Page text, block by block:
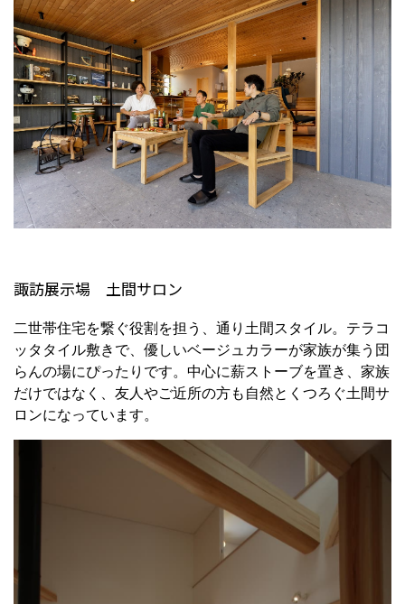
諏訪展示場 土間サロン
二世帯住宅を繋ぐ役割を担う、通り土間スタイル。テラコ
ッタタイル敷きで、優しいベージュカラーが家族が集う団
らんの場にぴったりです。中心に薪ストーブを置き、家族
だけではなく、友人やご近所の方も自然とくつろぐ土間サ
ロンになっています。